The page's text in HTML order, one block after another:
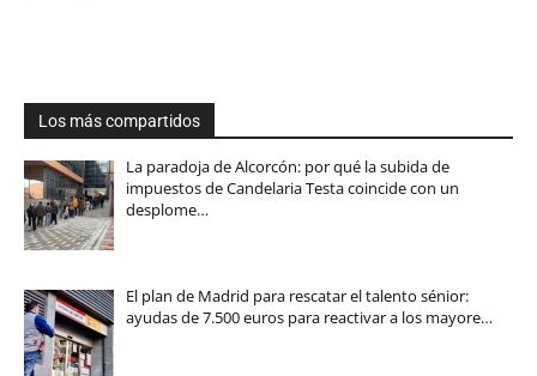
Los más compartidos
La paradoja de Alcorcón: por qué la subida de
impuestos de Candelaria Testa coincide con un
desplome…
El plan de Madrid para rescatar el talento sénior:
ayudas de 7.500 euros para reactivar a los mayore…